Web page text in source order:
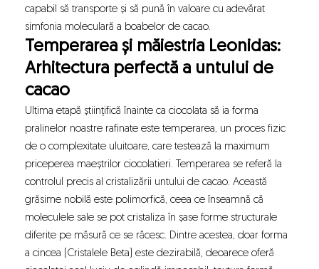
capabil să transporte și să pună în valoare cu adevărat
simfonia moleculară a boabelor de cacao.
Temperarea și măiestria Leonidas:
Arhitectura perfectă a untului de
cacao
Ultima etapă științifică înainte ca ciocolata să ia forma
pralinelor noastre rafinate este temperarea, un proces fizic
de o complexitate uluitoare, care testează la maximum
priceperea maeștrilor ciocolatieri. Temperarea se referă la
controlul precis al cristalizării untului de cacao. Această
grăsime nobilă este polimorfică, ceea ce înseamnă că
moleculele sale se pot cristaliza în șase forme structurale
diferite pe măsură ce se răcesc. Dintre acestea, doar forma
a cincea (Cristalele Beta) este dezirabilă, deoarece oferă